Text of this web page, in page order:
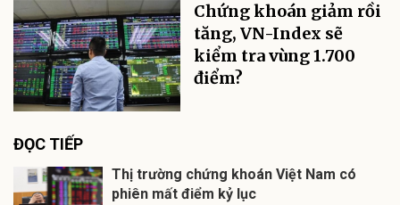
Chứng khoán giảm rồi
tăng, VN-Index sẽ
kiểm tra vùng 1.700
điểm?
ĐỌC TIẾP
Thị trường chứng khoán Việt Nam có
phiên mất điểm kỷ lục